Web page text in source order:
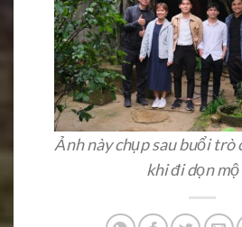
Ảnh này chụp sau buổi trò
khi đi dọn mộ